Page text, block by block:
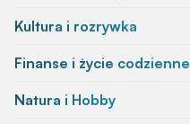
Kultura i rozrywka
Finanse i życie codzienne
Natura i Hobby